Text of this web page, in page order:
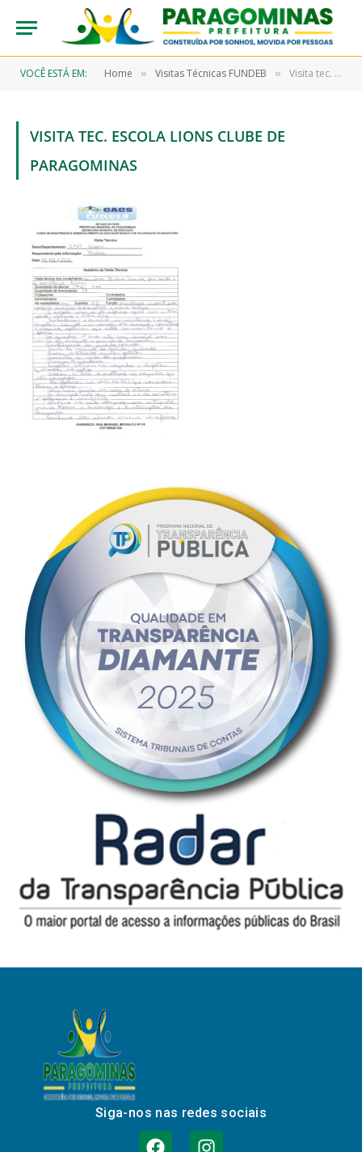
VOCÊ ESTÁ EM: Home » Visitas Técnicas FUNDEB » Visita tec. Escola LIONS Clube de Paragominas
VISITA TEC. ESCOLA LIONS CLUBE DE
PARAGOMINAS
Siga-nos nas redes sociais